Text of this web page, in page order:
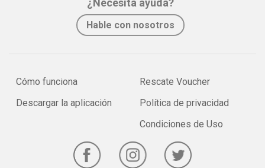
¿Necesita ayuda?
Hable con nosotros
Cómo funciona
Descargar la aplicación
Rescate Voucher
Política de privacidad
Condiciones de Uso